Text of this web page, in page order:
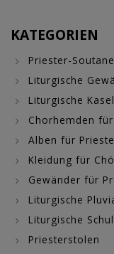
KATEGORIEN
Priester-
Liturgische
Liturgische
Chorhemden
Alben für
Kleidung für
Gewänder für
Liturgische
Liturgische
Priesterstolen